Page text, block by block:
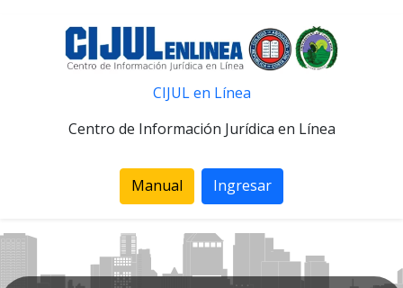
CIJUL en Línea
Centro de Información Jurídica en Línea
Manual Ingresar